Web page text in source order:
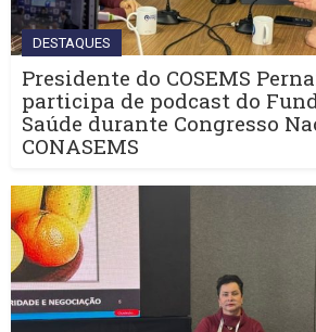
DESTAQUES
Presidente do COSEMS
participa de podcast do
Saúde durante Congresso
CONASEMS